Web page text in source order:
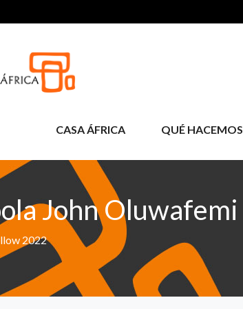
CASA ÁFRICA QUÉ HACEMOS
John Oluwafemi
2022